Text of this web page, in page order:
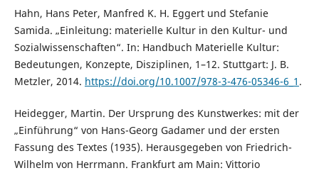
Hahn, Hans Peter, Manfred K. H. Eggert und Stefanie
Samida. „Einleitung: materielle Kultur in den Kultur- und
Sozialwissenschaften“. In: Handbuch Materielle Kultur:
Bedeutungen, Konzepte, Disziplinen, 1–12. Stuttgart: J. B.
Metzler, 2014. https://doi.org/10.1007/978-3-476-05346-6_1 .
Heidegger, Martin. Der Ursprung des Kunstwerkes: mit der
„Einführung“ von Hans-Georg Gadamer und der ersten
Fassung des Textes (1935). Herausgegeben von Friedrich-
Wilhelm von Herrmann. Frankfurt am Main: Vittorio